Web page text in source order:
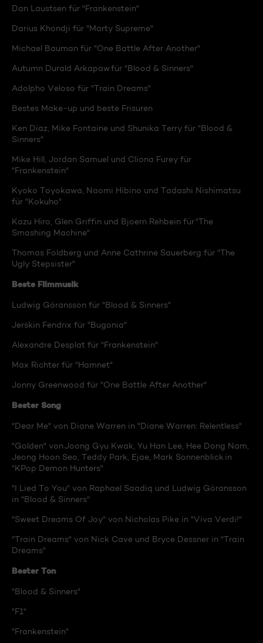
Dan Laustsen für "Frankenstein"
Darius Khondji für "Marty Supreme"
Michael Bauman für "One Battle After Another"
Autumn Durald Arkapaw für "Blood & Sinners"
Adolpho Veloso für "Train Dreams"
Bestes Make-up und beste Frisuren
Ken Diaz, Mike Fontaine und Shunika Terry für "Blood &
Sinners"
Mike Hill, Jordan Samuel und Cliona Furey für
"Frankenstein"
Kyoko Toyokawa, Naomi Hibino und Tadashi Nishimatsu
für "Kokuho"
Kazu Hiro, Glen Griffin und Bjoern Rehbein für "The
Smashing Machine"
Thomas Foldberg und Anne Cathrine Sauerberg für "The
Ugly Stepsister"
Beste Filmmusik
Ludwig Göransson für "Blood & Sinners"
Jerskin Fendrix für "Bugonia"
Alexandre Desplat für "Frankenstein"
Max Richter für "Hamnet"
Jonny Greenwood für "One Battle After Another"
Bester Song
"Dear Me" von Diane Warren in "Diane Warren: Relentless"
"Golden" von Joong Gyu Kwak, Yu Han Lee, Hee Dong Nam,
Jeong Hoon Seo, Teddy Park, Ejae, Mark Sonnenblick in
"KPop Demon Hunters"
"I Lied To You" von Raphael Saadiq und Ludwig Göransson
in "Blood & Sinners"
"Sweet Dreams Of Joy" von Nicholas Pike in "Viva Verdi!"
"Train Dreams" von Nick Cave und Bryce Dessner in "Train
Dreams"
Bester Ton
"Blood & Sinners"
"F1"
"Frankenstein"